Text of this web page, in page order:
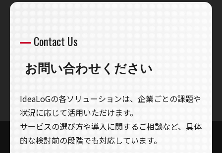
Contact Us
お問い合わせください
IdeaLoGの各ソリューションは、企業ごとの課題や
状況に応じて活用いただけます。
サービスの選び方や導入に関するご相談など、具体
的な検討前の段階でも対応しています。